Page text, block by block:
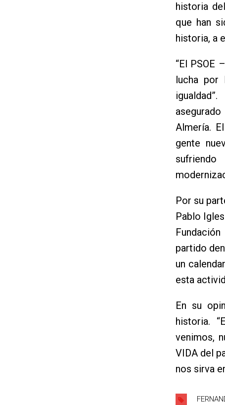
historia
que han
historia, a
“El PSOE
lucha por
Almería.
gente
Por su
Pablo
partido
un
esta
En su
historia.
venimos,
VIDA del
nos sirva